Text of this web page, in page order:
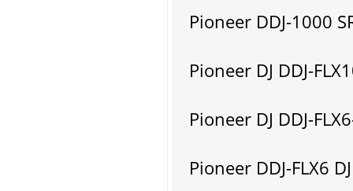
Pioneer DDJ-1000
Pioneer DJ DDJ-
Pioneer DJ DDJ-
Pioneer DDJ-FLX6